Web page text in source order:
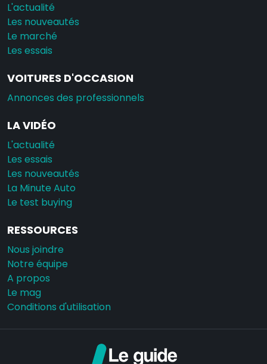
L'actualité
Les nouveautés
Le marché
Les essais
VOITURES D'OCCASION
Annonces des professionnels
LA VIDÉO
L'actualité
Les essais
Les nouveautés
La Minute Auto
Le test buying
RESSOURCES
Nous joindre
Notre équipe
A propos
Le mag
Conditions d'utilisation